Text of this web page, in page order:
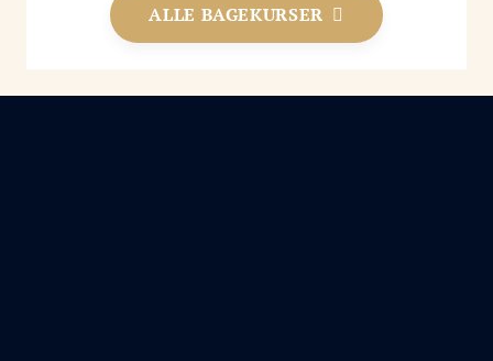
ALLE BAGEKURSER